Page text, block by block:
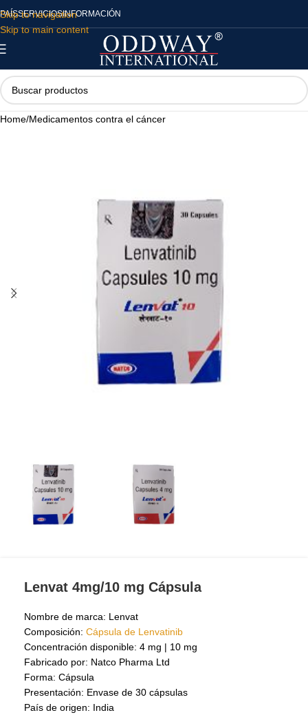
Skip to navigation
Skip to main content
PAÍSSERVICIOSINFORMACIÓN
Home/Medicamentos contra el cáncer
Lenvat 4mg/10 mg Cápsula
Nombre de marca: Lenvat
Composición: Cápsula de Lenvatinib
Concentración disponible: 4 mg | 10 mg
Fabricado por: Natco Pharma Ltd
Forma: Cápsula
Presentación: Envase de 30 cápsulas
País de origen: India